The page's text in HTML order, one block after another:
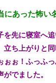
にあった怖い
を先に寝室へ
立ち上がりと
ぉぉ！ふっふ
がでました。